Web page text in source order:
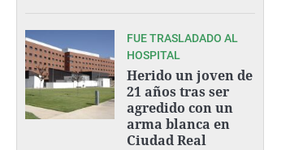
FUE TRASLADADO AL
HOSPITAL
Herido un joven de
21 años tras ser
agredido con un
arma blanca en
Ciudad Real